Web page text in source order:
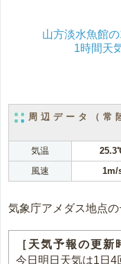
山方淡水魚館
1時間天
周辺データ（常
気温
風速
1m/
気象庁アメダス地点
［天気予報の更新
今日明日天気は1日4